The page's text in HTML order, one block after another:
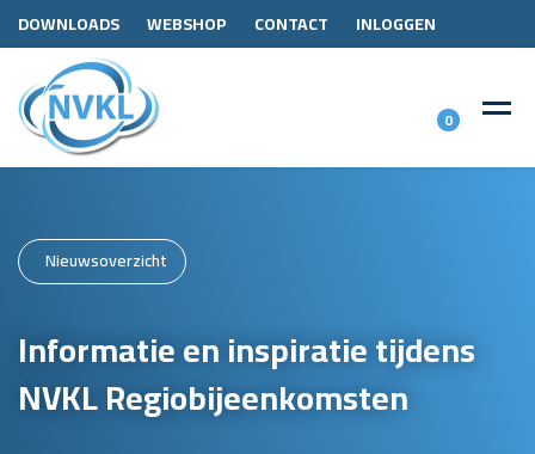
DOWNLOADS WEBSHOP CONTACT INLOGGEN
0
Nieuwsoverzicht
Informatie en inspiratie tijdens
NVKL Regiobijeenkomsten